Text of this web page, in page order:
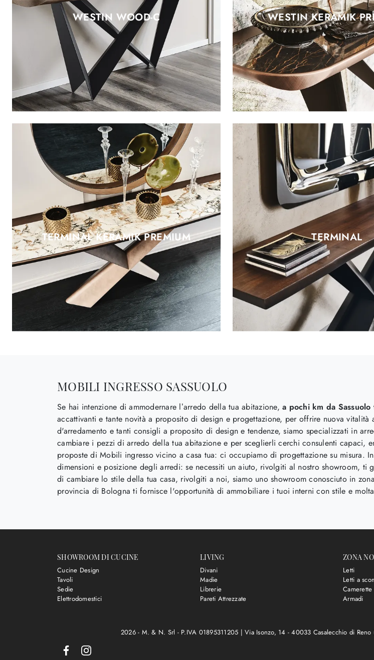
WESTIN WOOD-C WESTIN KERAMIK
TERMINAL KERAMIK PREMIUM TERMINAL
MOBILI INGRESSO SASSUOLO
Se hai intenzione di ammodernare l’arredo della tua abitazione, a pochi km da
accattivanti e tante novità a proposito di design e progettazione, per offrire nuova
d'arredamento e tanti consigli a proposito di design e tendenze, siamo specializzati in
cambiare i pezzi di arredo della tua abitazione e per sceglierli cerchi consulenti
proposte di Mobili ingresso vicino a casa tua: ci occupiamo di progettazione su misura.
dimensioni e posizione degli arredi: se necessiti un aiuto, rivolgiti al nostro showroom,
di cambiare lo stile della tua casa, rivolgiti a noi, siamo uno showroom conosciuto in
provincia di Bologna ti fornisce l'opportunità di ammobiliare i tuoi interni con stile e
SHOWROOM DI CUCINE
Cucine Design
Tavoli
Sedie
Elettrodomestici
LIVING
Divani
Madie
Librerie
Pareti Attrezzate
ZONA
Letti
Letti a
Camerette
Armadi
2026 - M. & N. Srl - P.IVA 01895311205 | Via Isonzo, 14 - 40033 Casalecchio di Reno